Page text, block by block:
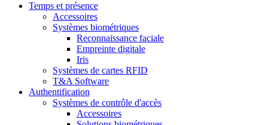
Temps et présence
Accessoires
Systèmes biométriques
Reconnaissance faciale
Empreinte digitale
Iris
Systèmes de cartes RFID
T&A Software
Authentification
Systèmes de contrôle d'accès
Accessoires